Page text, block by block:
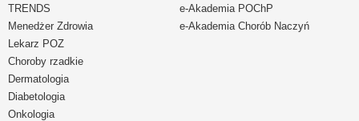
TRENDS
Menedżer Zdrowia
Lekarz POZ
Choroby rzadkie
Dermatologia
Diabetologia
Onkologia
e-Akademia POChP
e-Akademia Chorób Naczyń